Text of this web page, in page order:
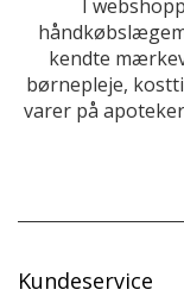
I
kendte
børnepleje,
varer på
Kundeservice